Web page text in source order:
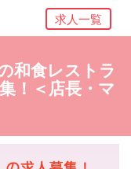
求人一覧
和食レストラ
！＜店長・マ